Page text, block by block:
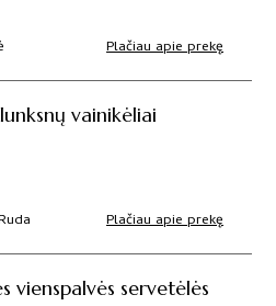
€.
15,00 €.Plačiau apie prekę
vainikėliai
Plačiau apie prekę
vienspalvės servetėlės